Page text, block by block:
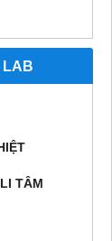
LAB
TÂM